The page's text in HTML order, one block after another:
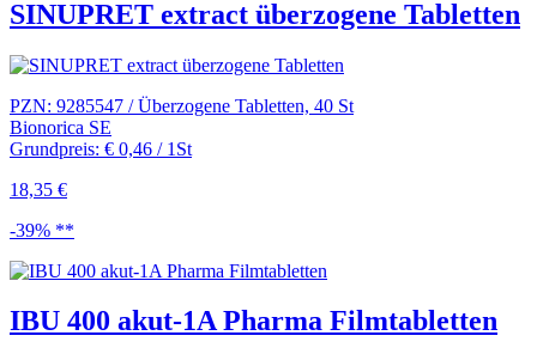
SINUPRET extract überzogene Tabletten
PZN: 9285547 / Überzogene Tabletten, 40 St
Bionorica SE
Grundpreis: € 0,46 / 1St
18,35 €
-39% **
IBU 400 akut-1A Pharma Filmtabletten